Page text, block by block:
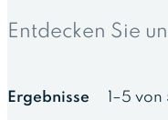
Entdecken Sie
Ergebnisse 1–5